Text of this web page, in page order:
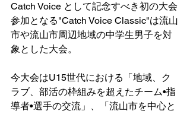
Catch Voice として記念すべき初の大会
参加となる"Catch Voice Classic"は流山
市や流山市周辺地域の中学生男子を対
象とした大会。
今大会はU15世代における「地域、ク
ラブ、部活の枠組みを超えたチーム•指
導者•選手の交流」、「流山市を中心と